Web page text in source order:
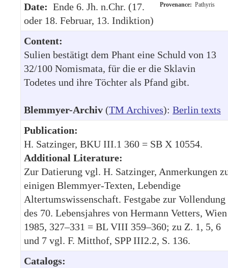
Date: Ende 6. Jh. n.Chr. (17.
oder 18. Februar, 13. Indiktion)
Provenance: Pathyris
Content:
Sulien bestätigt dem Phant eine Schuld von 13
32/100 Nomismata, für die er die Sklavin
Todetes und ihre Töchter als Pfand gibt.
Blemmyer-Archiv (TM Archives): Berlin texts
Publication:
H. Satzinger, BKU III.1 360 = SB X 10554.
Additional Literature:
Zur Datierung vgl. H. Satzinger, Anmerkungen
einigen Blemmyer-Texten, Lebendige
Altertumswissenschaft. Festgabe zur Vollendung
des 70. Lebensjahres von Hermann Vetters, Wien
1985, 327–331 = BL VIII 359–360; zu Z. 1, 5, 6
und 7 vgl. F. Mitthof, SPP III2.2, S. 136.
Catalogs: